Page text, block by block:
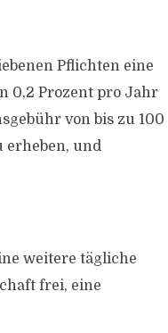
Pflichten eine
0,2 Prozent pro Jahr
von bis zu 100
erheben, und
weitere tägliche
frei, eine